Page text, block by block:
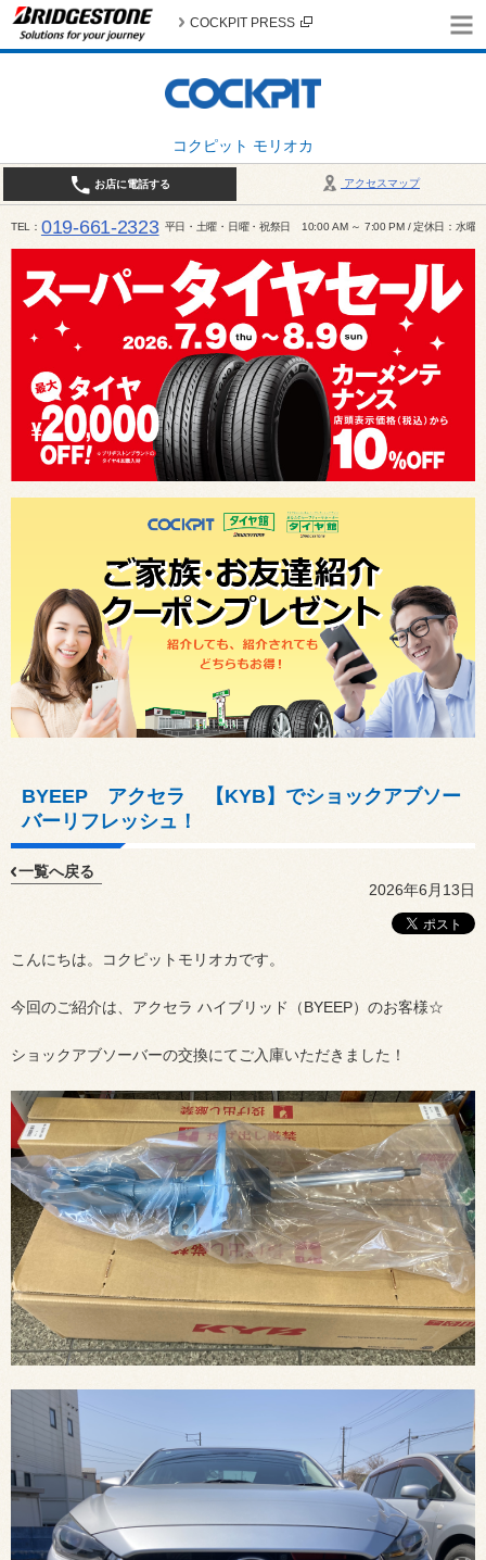
コクピット モリオカ
COCKPIT PRESS
アクセスマップ
お店に電話する
TEL 019-661-2323 平日・土曜・日曜・祝祭日 10:00 AM ～ 7:00 PM / 定休日：水曜
BYEEP アクセラ 【KYB】でショックアブソー
バーリフレッシュ！
一覧へ戻る
2026年6月13日
こんにちは。コクピットモリオカです。
今回のご紹介は、アクセラ ハイブリッド（BYEEP）のお客様☆
ショックアブソーバーの交換にてご入庫いただきました！